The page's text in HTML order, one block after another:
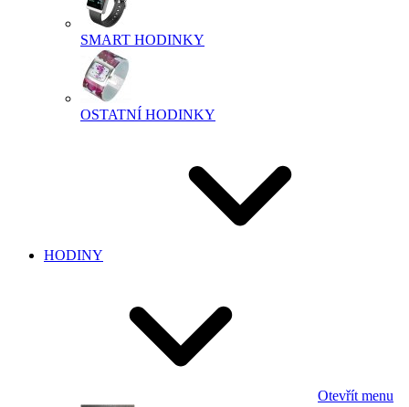
SMART HODINKY
OSTATNÍ HODINKY
HODINY
Otevřít menu